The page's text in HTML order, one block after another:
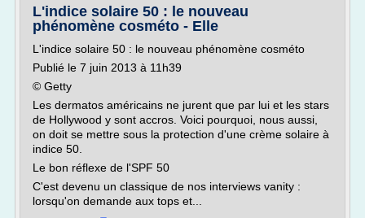
L'indice solaire 50 : le nouveau
phénomène cosméto - Elle
L'indice solaire 50 : le nouveau phénomène cosméto
Publié le 7 juin 2013 à 11h39
© Getty
Les dermatos américains ne jurent que par lui et les stars
de Hollywood y sont accros. Voici pourquoi, nous aussi,
on doit se mettre sous la protection d'une crème solaire à
indice 50.
Le bon réflexe de l'SPF 50
C'est devenu un classique de nos interviews vanity :
lorsqu'on demande aux tops et...